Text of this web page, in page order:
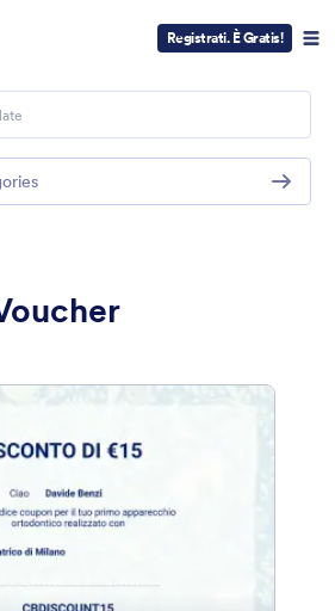
Registrati. È Gratis!